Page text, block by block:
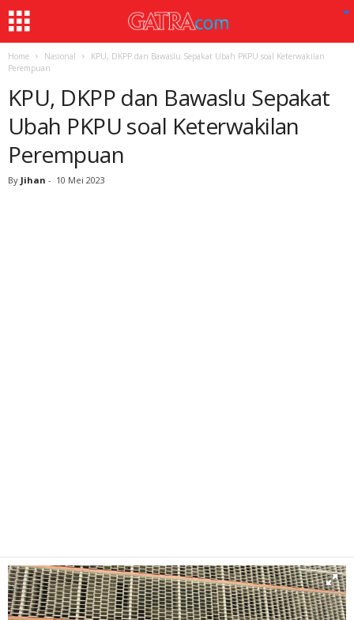
Home Nasional
KPU, DKPP dan Bawaslu Sepakat Ubah PKPU soal Keterwakilan
Perempuan
KPU, DKPP dan Bawaslu Sepakat
Ubah PKPU soal Keterwakilan
Perempuan
By Jihan - 10 Mei 2023